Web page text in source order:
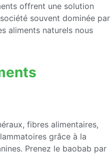
offrent une solution
souvent dominée par
aliments naturels nous
fibres alimentaires,
grâce à la
Prenez le baobab par